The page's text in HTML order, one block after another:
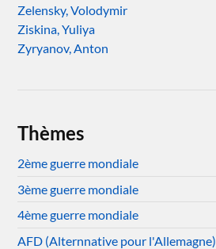
Zelensky, Volodymir
Ziskina, Yuliya
Zyryanov, Anton
Thèmes
2ème guerre mondiale
3ème guerre mondiale
4ème guerre mondiale
AFD (Alternnative pour l'Allemagne)